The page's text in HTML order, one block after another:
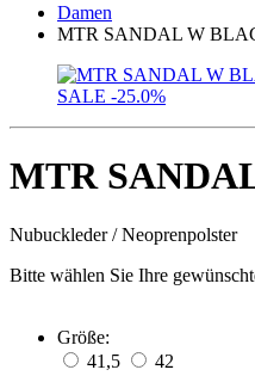
Damen
MTR SANDAL W
SALE -25.0%
MTR
Nubuckleder / Neoprenpolster
Bitte wählen Sie Ihre
Größe:
41,5
42